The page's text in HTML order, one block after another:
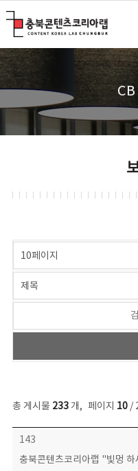
CB
총 게시물 233개, 페이지 10/
보도자료 목록 - 번호, 제목, 작성자, 파일, 조회수, 작성일 정보 제공
143
충북콘텐츠코리아랩 "빛멍 하